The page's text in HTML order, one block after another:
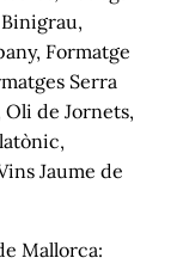
Binigrau,
Formatge
Serra
Oli de Jornets,
Jaume de
Mallorca: